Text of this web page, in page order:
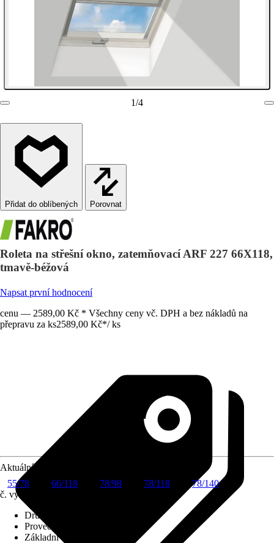
1/4
Porovnat
Roleta na střešní okno, zatemňovací ARF 227 66X118,
tmavě-béžová
Napsat první hodnocení
cenu — 2589,00 Kč * Všechny ceny vč. DPH a bez nákladů na
přepravu za ks2589,00 Kč*/ ks
Aktuální velikost okna
55/78
66/118 78/98 78/118
78/140
č. výrobku
Druh výrobku
Provedení
Základní barva